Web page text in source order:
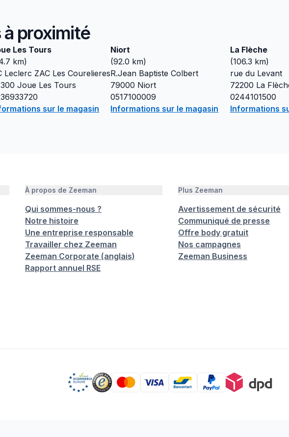
proximité
Les Tours
km)
Leclerc ZAC Les Courelieres
Joue Les Tours
sur le magasin
Niort
(92.0 km)
R.Jean Baptiste Colbert
79000 Niort
0517100009
Informations sur le magasin
La Flèche
(106.3 km)
rue du Levant
72200 La
0244101500
Informations
À propos de Zeeman
Qui sommes-nous ?
Notre histoire
Une entreprise responsable
Travailler chez Zeeman
Zeeman Corporate (anglais)
Rapport annuel RSE
Plus Zeeman
Avertissement de sécurité
Communiqué de presse
Offre body gratuit
Nos campagnes
Zeeman Business